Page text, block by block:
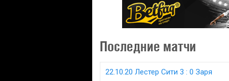
Последние матчи
22.10.20 Лестер Сити 3 : 0 Заря